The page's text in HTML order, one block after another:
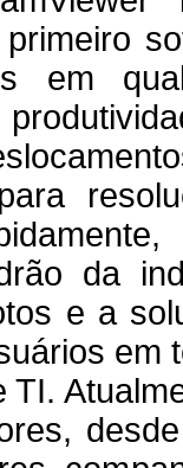
primeiro
em
da
e a
em
TI.